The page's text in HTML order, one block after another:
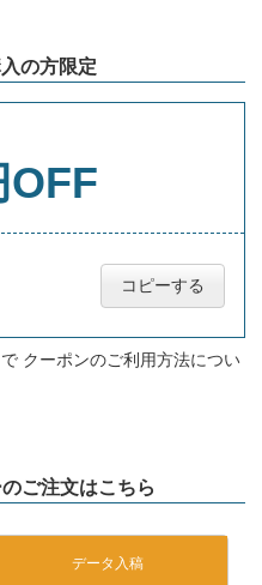
の方限定
OFF
コピーする
クーポンのご利用方法につい
ご注文はこちら